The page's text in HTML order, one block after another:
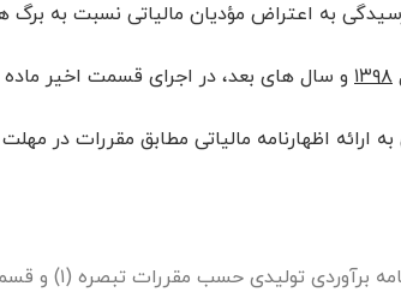
به اعتراض مؤدیان مالیاتی نسبت به
۱۳۹۸ و سال های بعد، در اجرای قسمت اخیر ماده
هر دلیل موفق به ارائه اظهارنامه مالیاتی مطابق